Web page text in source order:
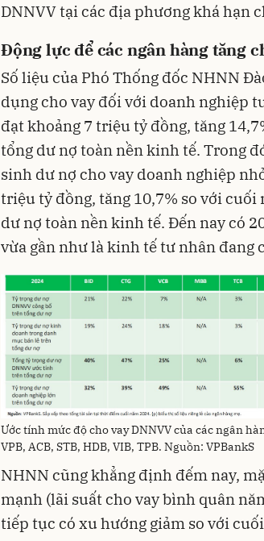
DNNVV tại các địa phương khá hạn
Động lực để các ngân hàng tăng
Số liệu của Phó Thống đốc NHNN
dụng cho vay đối với doanh nghiệp
đạt khoảng 7 triệu tỷ đồng, tăng
tổng dư nợ toàn nền kinh tế. Trong
sinh dư nợ cho vay doanh nghiệp
triệu tỷ đồng, tăng 10,7% so với
dư nợ toàn nền kinh tế. Đến nay có
vừa gần như là kinh tế tư nhân đang
Ước tính mức độ cho vay DNNVV của các ngân
VPB, ACB, STB, HDB, VIB, TPB. Nguồn: VPBankS
NHNN cũng khẳng định đếm nay,
mạnh (lãi suất cho vay bình quân
tiếp tục có xu hướng giảm so với